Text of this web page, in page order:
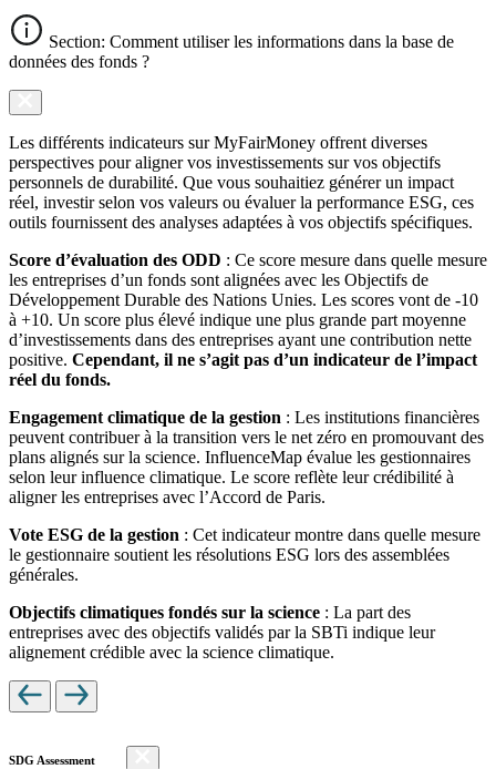
Section: Comment utiliser les informations dans la base de
données des fonds ?
Les différents indicateurs sur MyFairMoney offrent diverses
perspectives pour aligner vos investissements sur vos objectifs
personnels de durabilité. Que vous souhaitiez générer un impact
réel, investir selon vos valeurs ou évaluer la performance ESG, ces
outils fournissent des analyses adaptées à vos objectifs spécifiques.
Score d’évaluation des ODD : Ce score mesure dans quelle mesure
les entreprises d’un fonds sont alignées avec les Objectifs de
Développement Durable des Nations Unies. Les scores vont de -10
à +10. Un score plus élevé indique une plus grande part moyenne
d’investissements dans des entreprises ayant une contribution nette
positive. Cependant, il ne s’agit pas d’un indicateur de l’impact
réel du fonds.
Engagement climatique de la gestion : Les institutions financières
peuvent contribuer à la transition vers le net zéro en promouvant des
plans alignés sur la science. InfluenceMap évalue les gestionnaires
selon leur influence climatique. Le score reflète leur crédibilité à
aligner les entreprises avec l’Accord de Paris.
Vote ESG de la gestion : Cet indicateur montre dans quelle mesure
le gestionnaire soutient les résolutions ESG lors des assemblées
générales.
Objectifs climatiques fondés sur la science : La part des
entreprises avec des objectifs validés par la SBTi indique leur
alignement crédible avec la science climatique.
SDG Assessment